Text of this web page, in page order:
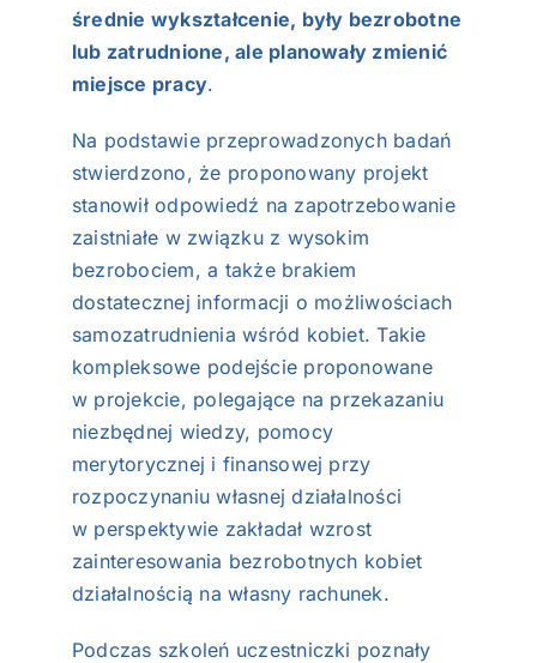
średnie wykształcenie, były bezrobotne
lub zatrudnione, ale planowały zmienić
miejsce pracy.
Na podstawie przeprowadzonych badań
stwierdzono, że proponowany projekt
stanowił odpowiedź na zapotrzebowanie
zaistniałe w związku z wysokim
bezrobociem, a także brakiem
dostatecznej informacji o możliwościach
samozatrudnienia wśród kobiet. Takie
kompleksowe podejście proponowane
w projekcie, polegające na przekazaniu
niezbędnej wiedzy, pomocy
merytorycznej i finansowej przy
rozpoczynaniu własnej działalności
w perspektywie zakładał wzrost
zainteresowania bezrobotnych kobiet
działalnością na własny rachunek.
Podczas szkoleń uczestniczki poznały